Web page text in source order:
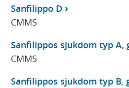
Sanfilippo D
CMMS
Sanfilippos sjukdom typ A,
CMMS
Sanfilippos sjukdom typ B,